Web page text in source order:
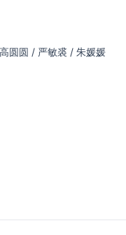
圆圆 / 严敏裘 / 朱媛媛